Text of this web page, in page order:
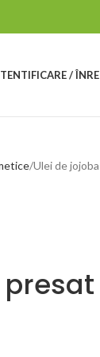
/
Ulei de